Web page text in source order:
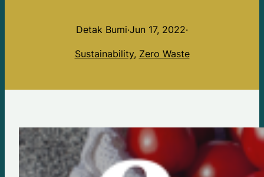
Detak Bumi·Jun 17, 2022·
Sustainability, Zero Waste